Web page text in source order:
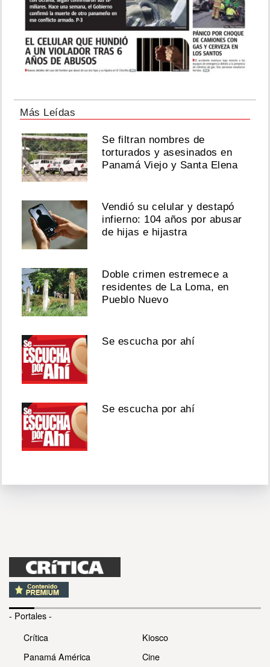
Más Leídas
Se filtran nombres de
torturados y asesinados en
Panamá Viejo y Santa Elena
Vendió su celular y destapó
infierno: 104 años por abusar
de hijas e hijastra
Doble crimen estremece a
residentes de La Loma, en
Pueblo Nuevo
Se escucha por ahí
Se escucha por ahí
- Portales -
Crítica
Panamá América
Kiosco
Cine